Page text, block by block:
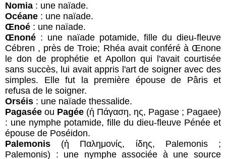
Nomia : une naïade.
Océane : une naïade.
Œnoé : une naïade.
Œnoné : une naïade potamide, fille du dieu-fleuve
Cébren , près de Troie; Rhéa avait conféré à Œnone
le don de prophétie et Apollon qui l'avait courtisée
sans succès, lui avait appris l'art de soigner avec des
simples. Elle fut la première épouse de Pâris et
refusa de le soigner.
Orséis : une naïade thessalide.
Pagasée ou Pagée (ἡ Πάγαση, ης, Pagase ; Pagaee)
: une nymphe potamide, fille du dieu-fleuve Pénée et
épouse de Poséidon.
Palemonis (ἡ Παλημονίς, ίδης, Palemonis ;
Palemonis) : une nymphe associée à une source